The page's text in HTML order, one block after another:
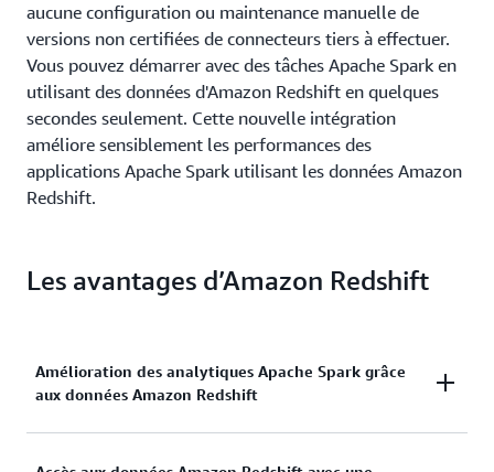
aucune configuration ou maintenance manuelle de
versions non certifiées de connecteurs tiers à effectuer.
Vous pouvez démarrer avec des tâches Apache Spark en
utilisant des données d'Amazon Redshift en quelques
secondes seulement. Cette nouvelle intégration
améliore sensiblement les performances des
applications Apache Spark utilisant les données Amazon
Redshift.
Les avantages d’Amazon Redshift
Amélioration des analytiques Apache Spark grâce
aux données Amazon Redshift